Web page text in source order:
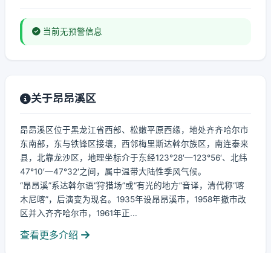
当前无预警信息
关于昂昂溪区
昂昂溪区位于黑龙江省西部、松嫩平原西缘，地处齐齐哈尔市
东南部，东与铁锋区接壤，西邻梅里斯达斡尔族区，南连泰来
县，北靠龙沙区，地理坐标介于东经123°28′—123°56′、北纬
47°10′—47°32′之间，属中温带大陆性季风气候。
“昂昂溪”系达斡尔语“狩猎场”或“有光的地方”音译，清代称“喀
木尼喀”，后演变为现名。1935年设昂昂溪市，1958年撤市改
区并入齐齐哈尔市，1961年正...
查看更多介绍